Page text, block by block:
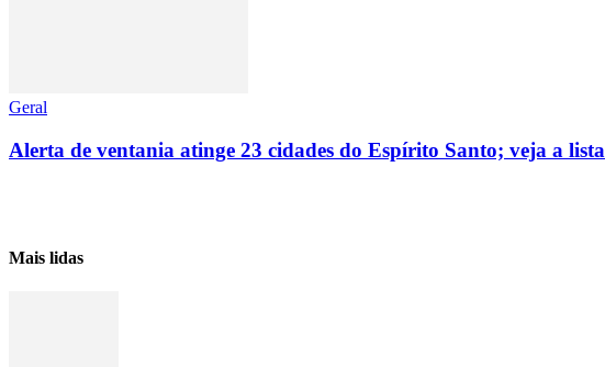
Geral
Alerta de ventania atinge 23 cidades do Espírito Santo; veja a lista
Mais lidas